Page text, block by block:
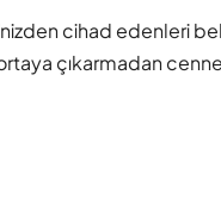
cihad edenleri
çıkarmadan